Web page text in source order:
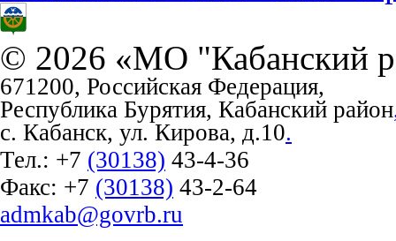
© 2026 «МО "Кабанский
671200, Российская Федерация,
Республика Бурятия, Кабанский район
с. Кабанск, ул. Кирова, д.10.
Тел.: +7 (30138) 43-4-36
Факс: +7 (30138) 43-2-64
admkab@govrb.ru